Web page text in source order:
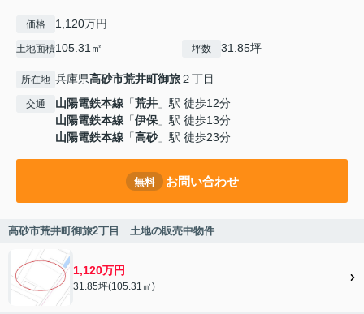
価格 1,120万円
土地面積105.31㎡ 坪数 31.85坪
所在地 兵庫県高砂市荒井町御旅２丁目
交通 山陽電鉄本線 「荒井 」駅 徒歩12分
山陽電鉄本線 「伊保」駅 徒歩13分
山陽電鉄本線 「高砂」駅 徒歩23分
無料 お問い合わせ
高砂市荒井町御旅2丁目 土地の販売中物件
1,120万円
31.85坪(105.31㎡)